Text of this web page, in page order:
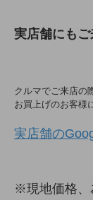
実店舗にも
クルマでご来店の
お買上げのお客様
実店舗の
※現地価格、